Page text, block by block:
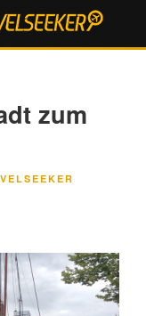
zum